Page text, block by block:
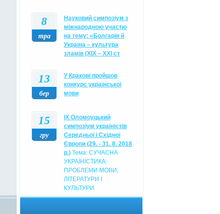
8
тра
Науковий симпозіум з
міжнародною участю
на тему: «Болгарія й
Україна – культура
зламів (XIX – XXI ст
13
бер
У Кракові пройшов
конкурс української
мови
15
гру
IX Оломоуцький
симпозіум україністів
Середньої і Східної
Європи (29. - 31. 8. 2018
р.) Тема: СУЧАСНА
УКРАЇНІСТИКА:
ПРОБЛЕМИ МОВИ,
ЛІТЕРАТУРИ І
КУЛЬТУРИ